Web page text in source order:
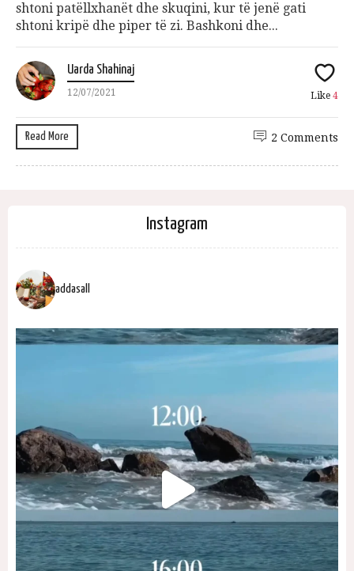
shtoni patëllxhanët dhe skuqini, kur të jenë gati
shtoni kripë dhe piper të zi. Bashkoni dhe...
Uarda Shahinaj
12/07/2021 Like 4
Read More 2 Comments
Instagram
addasall